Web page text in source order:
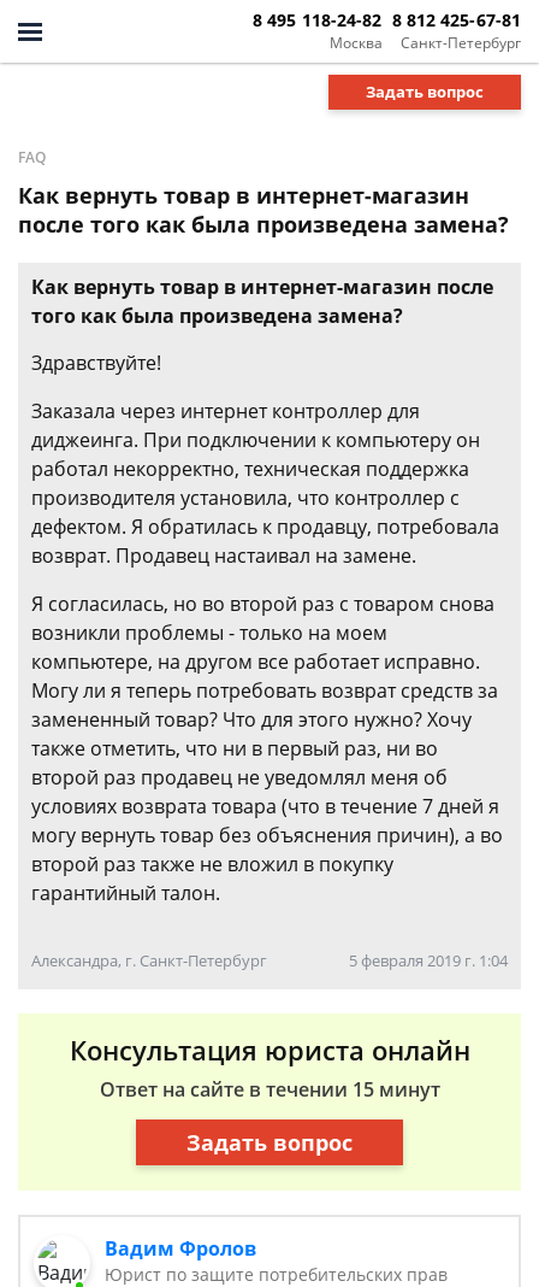
Москва
8 495 118-24-82
Санкт-Петербург
8 812 425-67-81
Задать вопрос
FAQ
Как вернуть товар в интернет-магазин
после того как была произведена замена?
Как вернуть товар в интернет-магазин после
того как была произведена замена?
Здравствуйте!
Заказала через интернет контроллер для
диджеинга. При подключении к компьютеру он
работал некорректно, техническая поддержка
производителя установила, что контроллер с
дефектом. Я обратилась к продавцу, потребовала
возврат. Продавец настаивал на замене.
Я согласилась, но во второй раз с товаром снова
возникли проблемы - только на моем
компьютере, на другом все работает исправно.
Могу ли я теперь потребовать возврат средств за
замененный товар? Что для этого нужно? Хочу
также отметить, что ни в первый раз, ни во
второй раз продавец не уведомлял меня об
условиях возврата товара (что в течение 7 дней я
могу вернуть товар без объяснения причин), а во
второй раз также не вложил в покупку
гарантийный талон.
Александра, г. Санкт-Петербург 5 февраля 2019 г. 1:04
Консультация юриста онлайн
Ответ на сайте в течении 15 минут
Задать вопрос
Вадим Фролов
Юрист по защите потребительских прав